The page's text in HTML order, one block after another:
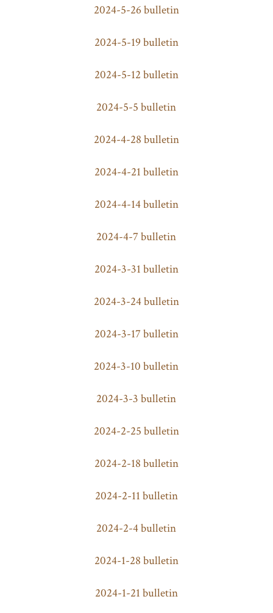
2024-5-26 bulletin
2024-5-19 bulletin
2024-5-12 bulletin
2024-5-5 bulletin
2024-4-28 bulletin
2024-4-21 bulletin
2024-4-14 bulletin
2024-4-7 bulletin
2024-3-31 bulletin
2024-3-24 bulletin
2024-3-17 bulletin
2024-3-10 bulletin
2024-3-3 bulletin
2024-2-25 bulletin
2024-2-18 bulletin
2024-2-11 bulletin
2024-2-4 bulletin
2024-1-28 bulletin
2024-1-21 bulletin